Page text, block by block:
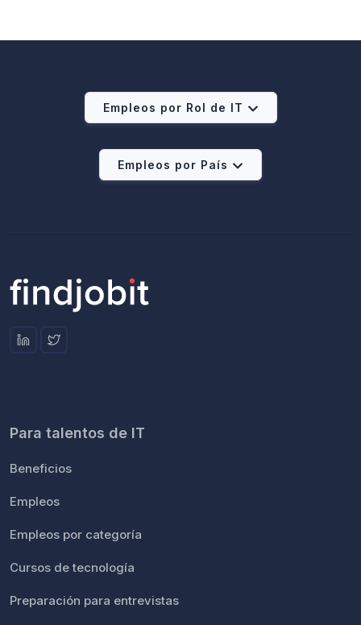
Empleos por Rol de IT
Empleos por País
Para talentos de IT
Beneficios
Empleos
Empleos por categoría
Cursos de tecnología
Preparación para entrevistas